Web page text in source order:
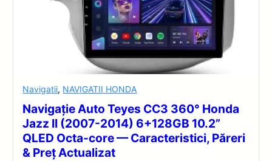
Navigatii, NAVIGATII HONDA
Navigație Auto Teyes CC3 360° Honda
Jazz II (2007-2014) 6+128GB 10.2”
QLED Octa-core — Caracteristici, Păreri
& Preț Actualizat